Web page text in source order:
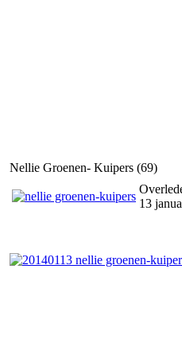
Nellie Groenen- Kuipers (69)
13